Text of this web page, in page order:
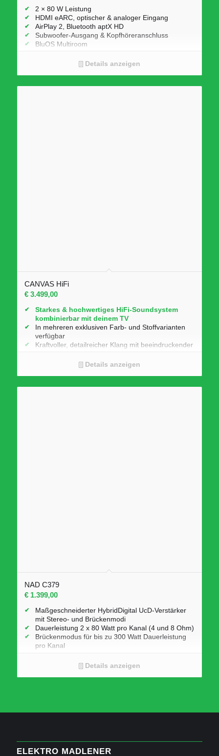
2 × 80 W Leistung
HDMI eARC, optischer & analoger Eingang
AirPlay 2, Bluetooth aptX HD
Subwoofer-Ausgang & Kopfhöreranschluss
BluOS Multiroom
Details anzeigen
CANVAS HiFi
€3.499,00
Starkes & hochwertiges HiFi-Soundsystem
kombinierbar mit deinem TV
In mehreren exklusiven Farb- und Stoffvarianten
verfügbar
Kraftvoller, detailreicher Klang mit beeindruckender
Elegantes skandinavisches Design für moderne
geeignet
Details anzeigen
NAD C379
€1.399,00
Maßgeschneiderter HybridDigital UcD-Verstärker
mit Stereo- und Brückenmodi
Dauerleistung 2 x 80 Watt pro Kanal (4 und 8 Ohm)
Brückenmodus für bis zu 300 Watt Dauerleistung
pro Kanal
Digitaleingänge
Details anzeigen
ELEKTRO MADLENER